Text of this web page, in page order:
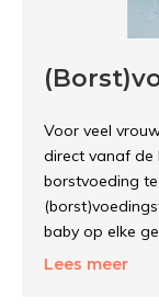
Voor veel
direct vanaf de
borstvoeding
baby op elke
Lees meer